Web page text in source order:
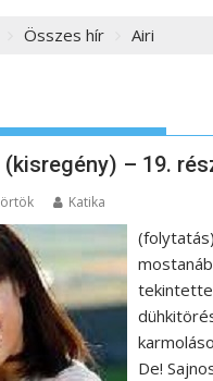
Összes hír Airi
– 19.
Katika
De!